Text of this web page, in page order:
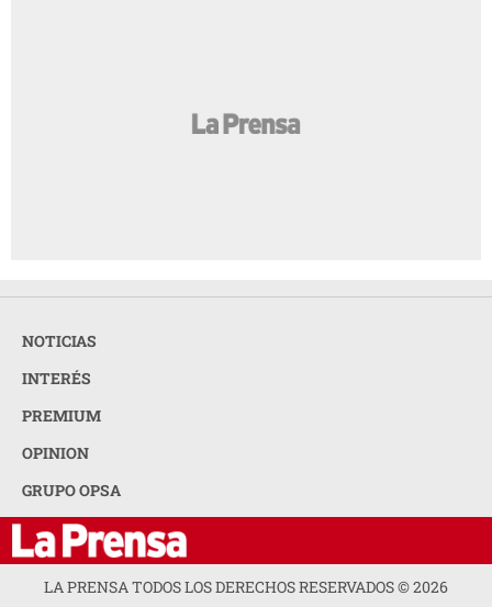
NOTICIAS
INTERÉS
PREMIUM
OPINION
GRUPO OPSA
LA PRENSA TODOS LOS DERECHOS RESERVADOS ©2026